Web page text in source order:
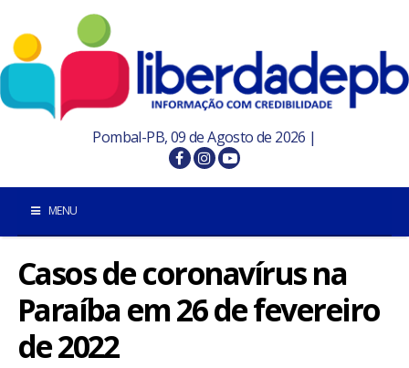
Pombal-PB, 09 de Agosto de 2026 |
MENU
INÍCIO
POMBAL E REGIÃO
Casos de coronavírus na
Paraíba em 26 de fevereiro
de 2022